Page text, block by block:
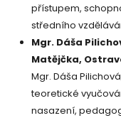
přístupem,
středního
Mgr. Dáša
Matějčka,
Mgr. Dáša
teoretické
nasazení,